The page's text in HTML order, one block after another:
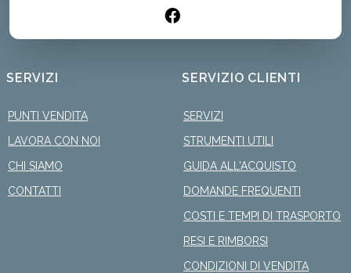
SERVIZI
PUNTI VENDITA
LAVORA CON NOI
CHI SIAMO
CONTATTI
SERVIZIO CLIENTI
SERVIZI
STRUMENTI UTILI
GUIDA ALL'ACQUISTO
DOMANDE FREQUENTI
COSTI E TEMPI DI TRASPORTO
RESI E RIMBORSI
CONDIZIONI DI VENDITA